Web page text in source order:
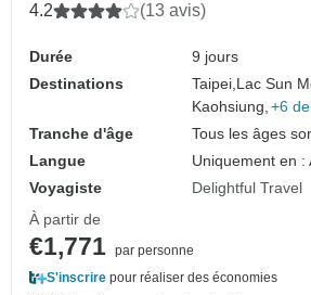
4.2 (13 avis)
Durée
9 jours
Destinations
Taipei, Lac Sun
Kaohsiung, +6
Tranche d'âge
Tous les âges
Langue
Uniquement en :
Voyagiste
Delightful Travel
À partir de
€1,771 par personne
S'inscrire pour réaliser des économies